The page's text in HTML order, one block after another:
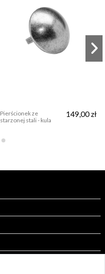
Pierścionek ze
starzonej stali - kula
149,00 zł